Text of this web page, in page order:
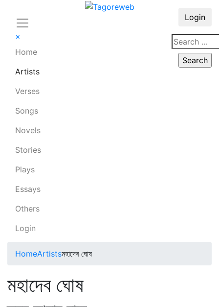
×
Home
Artists
Verses
Songs
Novels
Stories
Plays
Essays
Others
Login
Login
HomeArtistsমহাদেব ঘোষ
মহাদেব ঘোষ